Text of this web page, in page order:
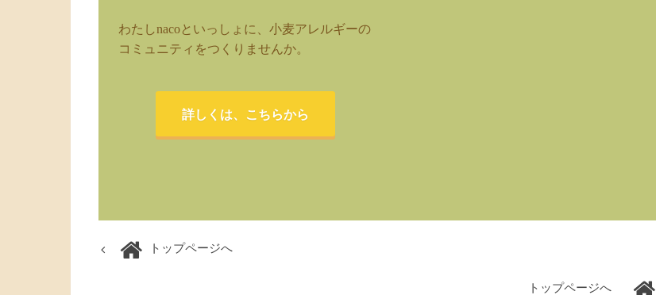
わたしnacoといっしょに、小麦アレルギーの
コミュニティをつくりませんか。
詳しくは、こちらから
トップページへ
トップページへ